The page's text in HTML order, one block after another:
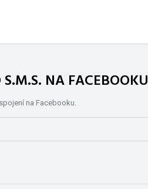
S.M.S. NA FACEBOOKU
na Facebooku.